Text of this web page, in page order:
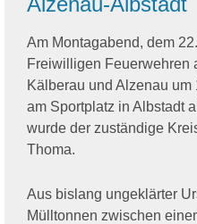
Am Montagabend, dem
Freiwilligen Feuerwehren
Kälberau und Alzenau
am Sportplatz in Albstadt
wurde der zuständige
Thoma.
Aus bislang ungeklärter
Mülltonnen zwischen